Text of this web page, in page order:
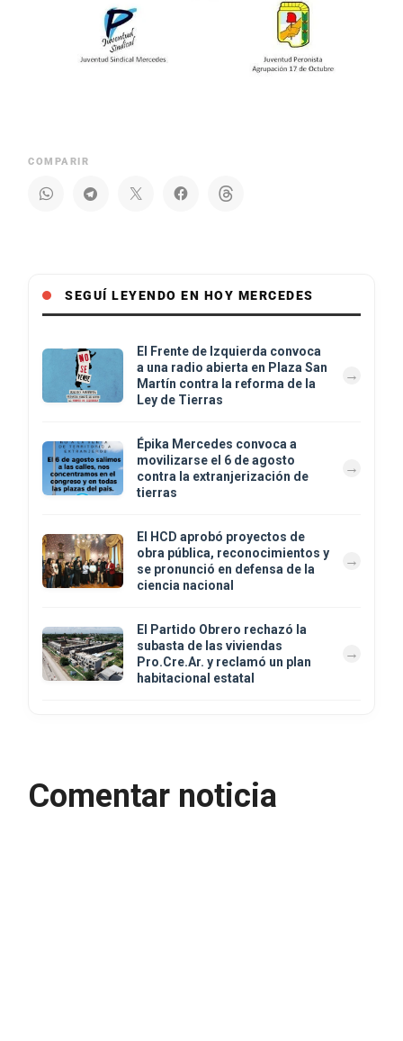
COMPARIR
SEGUÍ LEYENDO EN HOY MERCEDES
El Frente de Izquierda convoca
a una radio abierta en Plaza San
Martín contra la reforma de la
Ley de Tierras
Épika Mercedes convoca a
movilizarse el 6 de agosto
contra la extranjerización de
tierras
El HCD aprobó proyectos de
obra pública, reconocimientos y
se pronunció en defensa de la
ciencia nacional
El Partido Obrero rechazó la
subasta de las viviendas
Pro.Cre.Ar. y reclamó un plan
habitacional estatal
Comentar noticia